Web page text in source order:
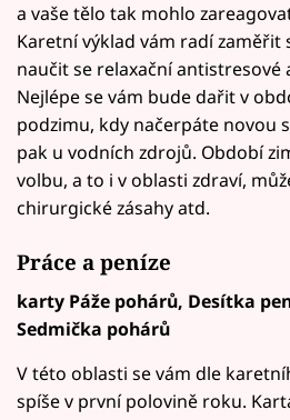
a vaše tělo tak mohlo
Karetní výklad vám radí zaměřit
naučit se relaxační antistresové
Nejlépe se vám bude dařit v
podzimu, kdy načerpáte novou
pak u vodních zdrojů. Období
volbu, a to i v oblasti zdraví,
chirurgické zásahy atd.
Práce a peníze
karty Páže pohárů, Desítka
Sedmička pohárů
V této oblasti se vám dle
spíše v první polovině roku.